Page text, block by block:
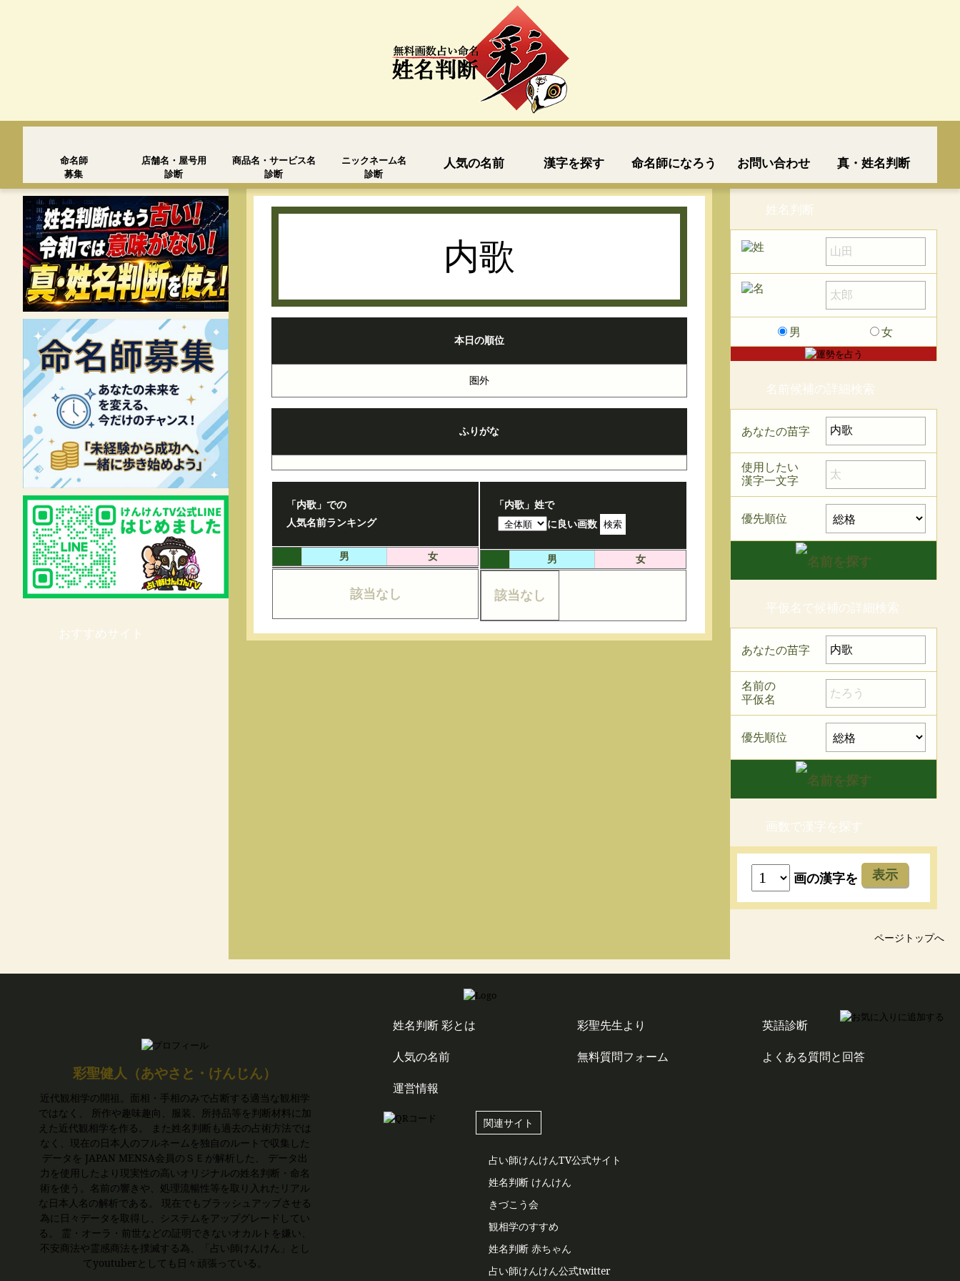
命名師
募集
店舗名・屋号用
診断
商品名・サービス名
診断
ニックネーム名
診断
人気の名前 漢字を探す 命名師になろう お問い合わせ 真・姓名判断
おすすめサイト
内歌
本日の順位
圏外
ふりがな
「内歌」での
人気名前ランキング
男 女
該当なし
「内歌」姓で
に良い画数 検索
男 女
該当なし
姓名判断
男 女
名前候補の詳細検索
あなたの苗字
使用したい
漢字一文字
優先順位
平仮名で候補の詳細検索
あなたの苗字
名前の
平仮名
優先順位
画数で漢字を探す
画の漢字を 表示
ページトップへ
彩聖健人（あやさと・けんじん）
近代観相学の開祖。面相・手相のみで占断する適当な観相学
ではなく、 所作や趣味趣向、服装、所持品等を判断材料に加
えた近代観相学を作る。 また姓名判断も過去の占術方法では
なく、現在の日本人のフルネームを独自のルートで収集した
データを JAPAN MENSA会員のＳＥが解析した、 データ出
力を使用したより現実性の高いオリジナルの姓名判断・命名
術を使う。名前の響きや、処理流暢性等を取り入れたリアル
な日本人名の解析である。 現在でもブラッシュアップさせる
為に日々データを取得し、システムをアップグレードしてい
る。 霊・オーラ・前世などの証明できないオカルトを嫌い、
不安商法や霊感商法を撲滅する為、「占い師けんけん」とし
てyoutuberとしても日々頑張っている。
姓名判断 彩とは 彩聖先生より
英語診断
人気の名前
無料質問フォーム
よくある質問と回答
運営情報
関連サイト
占い師けんけんTV公式サイト
姓名判断 けんけん
きづこう会
観相学のすすめ
姓名判断 赤ちゃん
占い師けんけん公式twitter